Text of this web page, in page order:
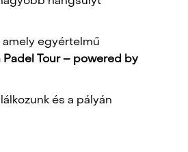
amely egyértelmű
Padel Tour – powered by
és a pályán